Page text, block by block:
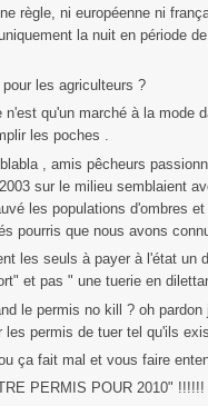
règle, ni européenne ni
la nuit en période
les agriculteurs ?
qu'un marché à la mode
les poches .
, amis pêcheurs
sur le milieu semblaient
les populations d'ombres
pourris que nous avons
les seuls à payer à l'état un
et pas " une tuerie en
le permis no kill ? oh
les permis de tuer tel qu'ils
ça fait mal et vous faire
PERMIS POUR 2010" !!!!!!